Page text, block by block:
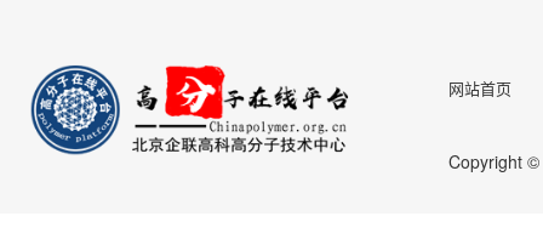
网站首页
Copyright ©